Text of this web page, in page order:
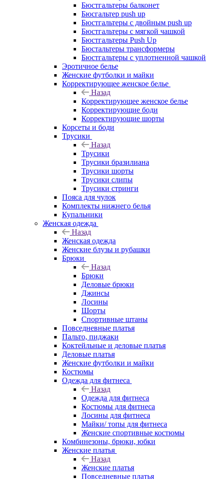
Бюстгальтеры балконет
Бюсгальтер push up
Бюстгальтеры с двойным push up
Бюстгальтеры с мягкой чашкой
Бюстгальтеры Push Up
Бюстальтеры трансформеры
Бюстгальтеры с уплотненной чашкой
Эротичное белье
Женские футболки и майки
Корректирующее женское белье
Назад
Корректирующее женское белье
Корректирующие боди
Корректирующие шорты
Корсеты и боди
Трусики
Назад
Трусики
Трусики бразилиана
Трусики шорты
Трусики слипы
Трусики стринги
Пояса для чулок
Комплекты нижнего белья
Купальники
Женская одежда
Назад
Женская одежда
Женские блузы и рубашки
Брюки
Назад
Брюки
Деловые брюки
Джинсы
Лосины
Шорты
Спортивные штаны
Повседневные платья
Пальто, пиджаки
Коктейльные и деловые платья
Деловые платья
Женские футболки и майки
Костюмы
Одежда для фитнеса
Назад
Одежда для фитнеса
Костюмы для фитнеса
Лосины для фитнеса
Майки/ топы для фитнеса
Женские спортивные костюмы
Комбинезоны, брюки, юбки
Женские платья
Назад
Женские платья
Повседневные платья